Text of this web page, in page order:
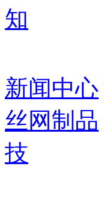
知
新闻中心
丝网制品
技